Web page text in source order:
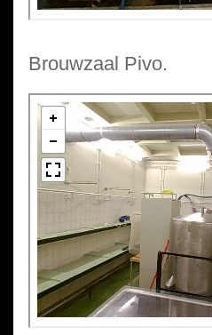
Brouwzaal Pivo.